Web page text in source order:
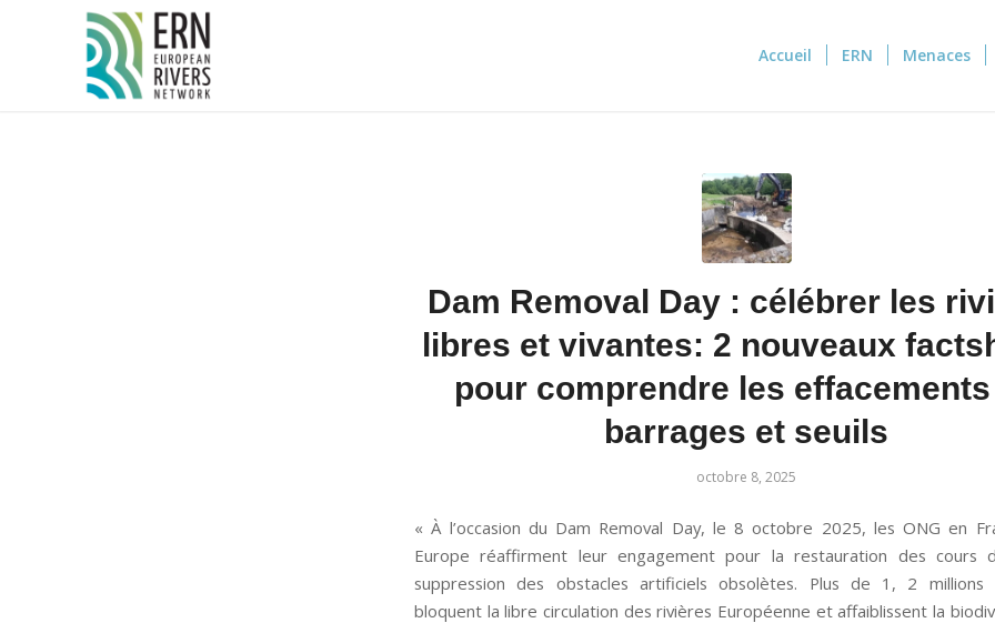
Panneau de gestion des cookies
Accueil ERN Menaces
Dam Removal Day : célébrer les
libres et vivantes: 2 nouveaux
pour comprendre les
barrages et seuils
octobre 8, 2025
« À l’occasion du Dam Removal Day, le 8 octobre 2025, les ONG en
Europe réaffirment leur engagement pour la restauration des cours
suppression des obstacles artificiels obsolètes. Plus de 1, 2 millions
bloquent la libre circulation des rivières Européenne et affaiblissent la